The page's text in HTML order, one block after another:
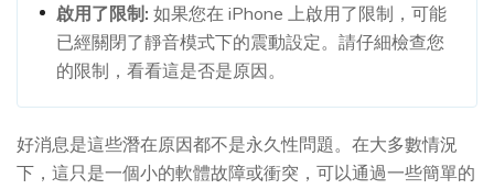
啟用了限制: 如果您在 iPhone 上啟用了限制，可能
已經關閉了靜音模式下的震動設定。請仔細檢查您
的限制，看看這是否是原因。
好消息是這些潛在原因都不是永久性問題。在大多數情況
下，這只是一個小的軟體故障或衝突，可以通過一些簡單的